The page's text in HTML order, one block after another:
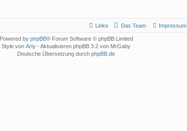
Impressum
Das Team
Links
Powered by phpBB® Forum Software © phpBB Limited
Style von Arty - Aktualisieren phpBB 3.2 von MrGaby
Deutsche Übersetzung durch phpBB.de